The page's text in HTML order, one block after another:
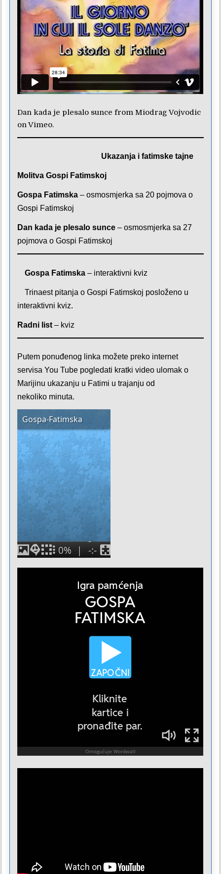
Dan kada je plesalo sunce fromMiodrag Vojvodic
onVimeo.
Ukazanja i fatimske tajne
Molitva Gospi Fatimskoj
Gospa Fatimska – osmosmjerka sa 20 pojmova o
Gospi Fatimskoj
Dan kada je plesalo sunce – osmosmjerka sa 27
pojmova o Gospi Fatimskoj
Gospa Fatimska – interaktivni kviz
Trinaest pitanja o Gospi Fatimskoj posloženo u
interaktivni kviz.
Radni list – kviz
Putem ponuđenog linka možete preko internet
servisa You Tube pogledati kratki video ulomak o
Marijinu ukazanju u Fatimi u trajanju od
nekoliko minuta.